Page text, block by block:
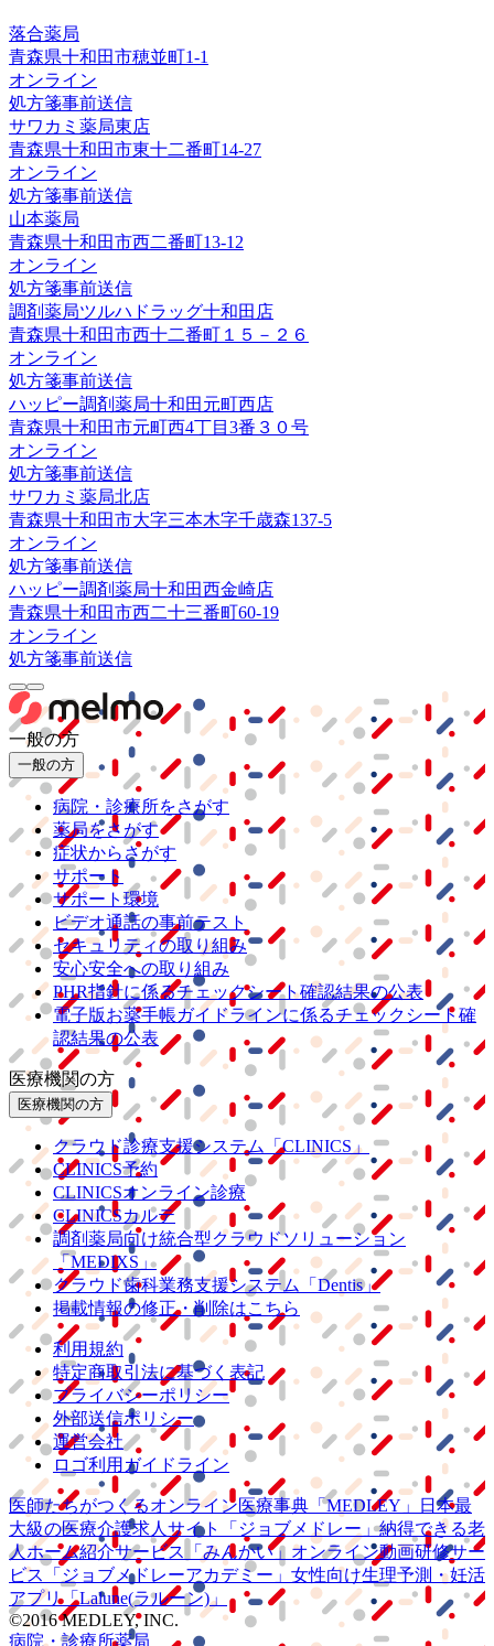
落合薬局
青森県十和田市穂並町1-1
オンライン
処方箋事前送信
サワカミ薬局東店
青森県十和田市東十二番町14-27
オンライン
処方箋事前送信
山本薬局
青森県十和田市西二番町13-12
オンライン
処方箋事前送信
調剤薬局ツルハドラッグ十和田店
青森県十和田市西十二番町１５－２６
オンライン
処方箋事前送信
ハッピー調剤薬局十和田元町西店
青森県十和田市元町西4丁目3番３０号
オンライン
処方箋事前送信
サワカミ薬局北店
青森県十和田市大字三本木字千歳森137-5
オンライン
処方箋事前送信
ハッピー調剤薬局十和田西金崎店
青森県十和田市西二十三番町60-19
オンライン
処方箋事前送信
一般の方
一般の方
病院・診療所をさがす
薬局をさがす
症状からさがす
サポート
サポート環境
ビデオ通話の事前テスト
セキュリティの取り組み
安心安全への取り組み
PHR指針に係るチェックシート確認結果の公表
電子版お薬手帳ガイドラインに係るチェックシート確
認結果の公表
医療機関の方
医療機関の方
クラウド診療支援システム
「CLINICS」
CLINICS予約
CLINICSオンライン診療
CLINICSカルテ
調剤薬局向け統合型クラウドソリューション
「MEDIXS」
クラウド歯科業務支援システム
「Dentis」
掲載情報の修正・削除はこちら
利用規約
特定商取引法に基づく表記
プライバシーポリシー
外部送信ポリシー
運営会社
ロゴ利用ガイドライン
医師たちがつくるオンライン医療事典 「MEDLEY」
日本最
大級の医療介護求人サイト 「ジョブメドレー」納得できる老
人ホーム紹介サービス
「みんかい」 オンライン動画研修サー
ビス
「ジョブメドレーアカデミー」 女性向け生理予測・妊活
アプリ「Lalune(ラルーン)」
©2016 MEDLEY, INC.
病院・診療所薬局